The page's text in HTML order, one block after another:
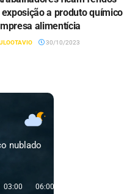
a produto químico
alimentícia
30/10/2023
nublado
03:00 06:00